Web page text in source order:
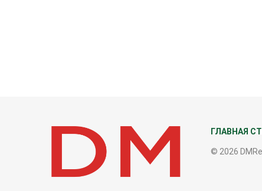
ГЛАВНАЯ
© 2026